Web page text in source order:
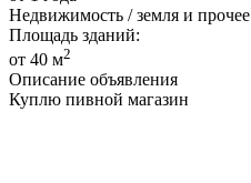
Недвижимость / земля и прочее
Площадь зданий:
от 40 м2
Описание объявления
Куплю пивной магазин